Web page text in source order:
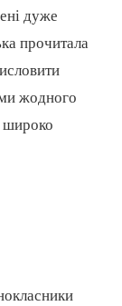
дуже
прочитала
жодного
широко